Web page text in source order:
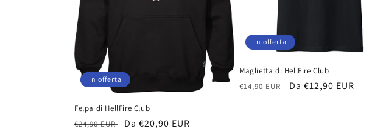
In offerta
Felpa di HellFire Club
Prezzo
€24,90 EUR
Prezzo
Da €20,90 EUR
In offerta
Maglietta di HellFire Club
Prezzo
€14,90 EUR
Prezzo
Da €12,90 EUR